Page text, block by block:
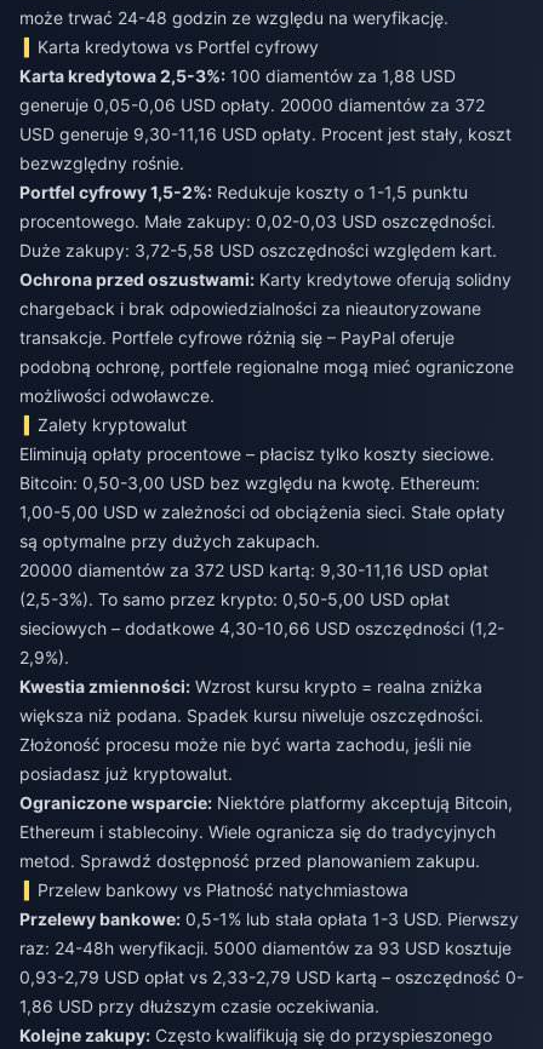
może trwać 24-48 godzin ze względu na weryfikację.
Karta kredytowa vs Portfel cyfrowy
Karta kredytowa 2,5-3%: 100 diamentów za 1,88 USD
generuje 0,05-0,06 USD opłaty. 20000 diamentów za 372
USD generuje 9,30-11,16 USD opłaty. Procent jest stały, koszt
bezwzględny rośnie.
Portfel cyfrowy 1,5-2%: Redukuje koszty o 1-1,5 punktu
procentowego. Małe zakupy: 0,02-0,03 USD oszczędności.
Duże zakupy: 3,72-5,58 USD oszczędności względem kart.
Ochrona przed oszustwami: Karty kredytowe oferują solidny
chargeback i brak odpowiedzialności za nieautoryzowane
transakcje. Portfele cyfrowe różnią się – PayPal oferuje
podobną ochronę, portfele regionalne mogą mieć ograniczone
możliwości odwoławcze.
Zalety kryptowalut
Eliminują opłaty procentowe – płacisz tylko koszty sieciowe.
Bitcoin: 0,50-3,00 USD bez względu na kwotę. Ethereum:
1,00-5,00 USD w zależności od obciążenia sieci. Stałe opłaty
są optymalne przy dużych zakupach.
20000 diamentów za 372 USD kartą: 9,30-11,16 USD opłat
(2,5-3%). To samo przez krypto: 0,50-5,00 USD opłat
sieciowych – dodatkowe 4,30-10,66 USD oszczędności (1,2-
2,9%).
Kwestia zmienności: Wzrost kursu krypto = realna zniżka
większa niż podana. Spadek kursu niweluje oszczędności.
Złożoność procesu może nie być warta zachodu, jeśli nie
posiadasz już kryptowalut.
Ograniczone wsparcie: Niektóre platformy akceptują Bitcoin,
Ethereum i stablecoiny. Wiele ogranicza się do tradycyjnych
metod. Sprawdź dostępność przed planowaniem zakupu.
Przelew bankowy vs Płatność natychmiastowa
Przelewy bankowe: 0,5-1% lub stała opłata 1-3 USD. Pierwszy
raz: 24-48h weryfikacji. 5000 diamentów za 93 USD kosztuje
0,93-2,79 USD opłat vs 2,33-2,79 USD kartą – oszczędność 0-
1,86 USD przy dłuższym czasie oczekiwania.
Kolejne zakupy: Często kwalifikują się do przyspieszonego